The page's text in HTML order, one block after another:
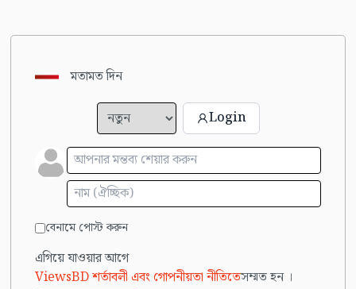
মতামত দিন
Login
বেনামে পোস্ট করুন
এগিয়ে যাওয়ার আগে
ViewsBD শর্তাবলী এবং গোপনীয়তা নীতিতেসম্মত হন ।